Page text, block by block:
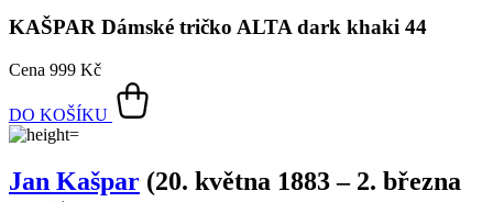
Jan Kašpar
(20. května 1883 – 2. března
Průkopník české aviatiky, inženýr, konstruktér a první Čech, který
se odvážil vzlétnout do oblak. Pardubický rodák vystudoval strojní
inženýrství a už během studií propadl touze překonat gravitaci. V
upraveným letadlem Blériot XI uskutečnit první dálkový let na
našem území – z Pardubic do Prahy v roce 1911.